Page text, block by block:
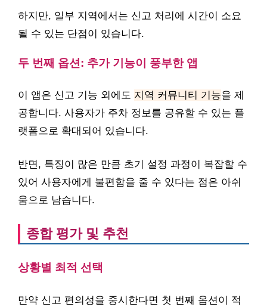
하지만, 일부 지역에서는 신고 처리에 시간이 소요
될 수 있는 단점이 있습니다.
두 번째 옵션: 추가 기능이 풍부한 앱
이 앱은 신고 기능 외에도 지역 커뮤니티 기능을 제
공합니다. 사용자가 주차 정보를 공유할 수 있는 플
랫폼으로 확대되어 있습니다.
반면, 특징이 많은 만큼 초기 설정 과정이 복잡할 수
있어 사용자에게 불편함을 줄 수 있다는 점은 아쉬
움으로 남습니다.
종합 평가 및 추천
상황별 최적 선택
만약 신고 편의성을 중시한다면 첫 번째 옵션이 적